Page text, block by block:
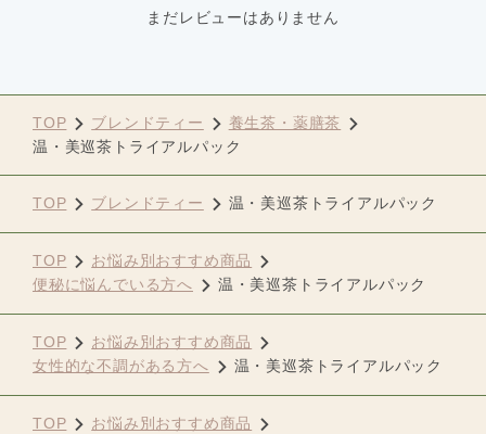
まだレビューはありません
TOP ブレンドティー
養生茶・薬膳茶
温・美巡茶トライアルパック
TOP ブレンドティー 温・美巡茶トライアルパック
TOP
お悩み別おすすめ商品
便秘に悩んでいる方へ
温・美巡茶トライアルパック
TOP
お悩み別おすすめ商品
女性的な不調がある方へ
温・美巡茶トライアルパック
TOP
お悩み別おすすめ商品